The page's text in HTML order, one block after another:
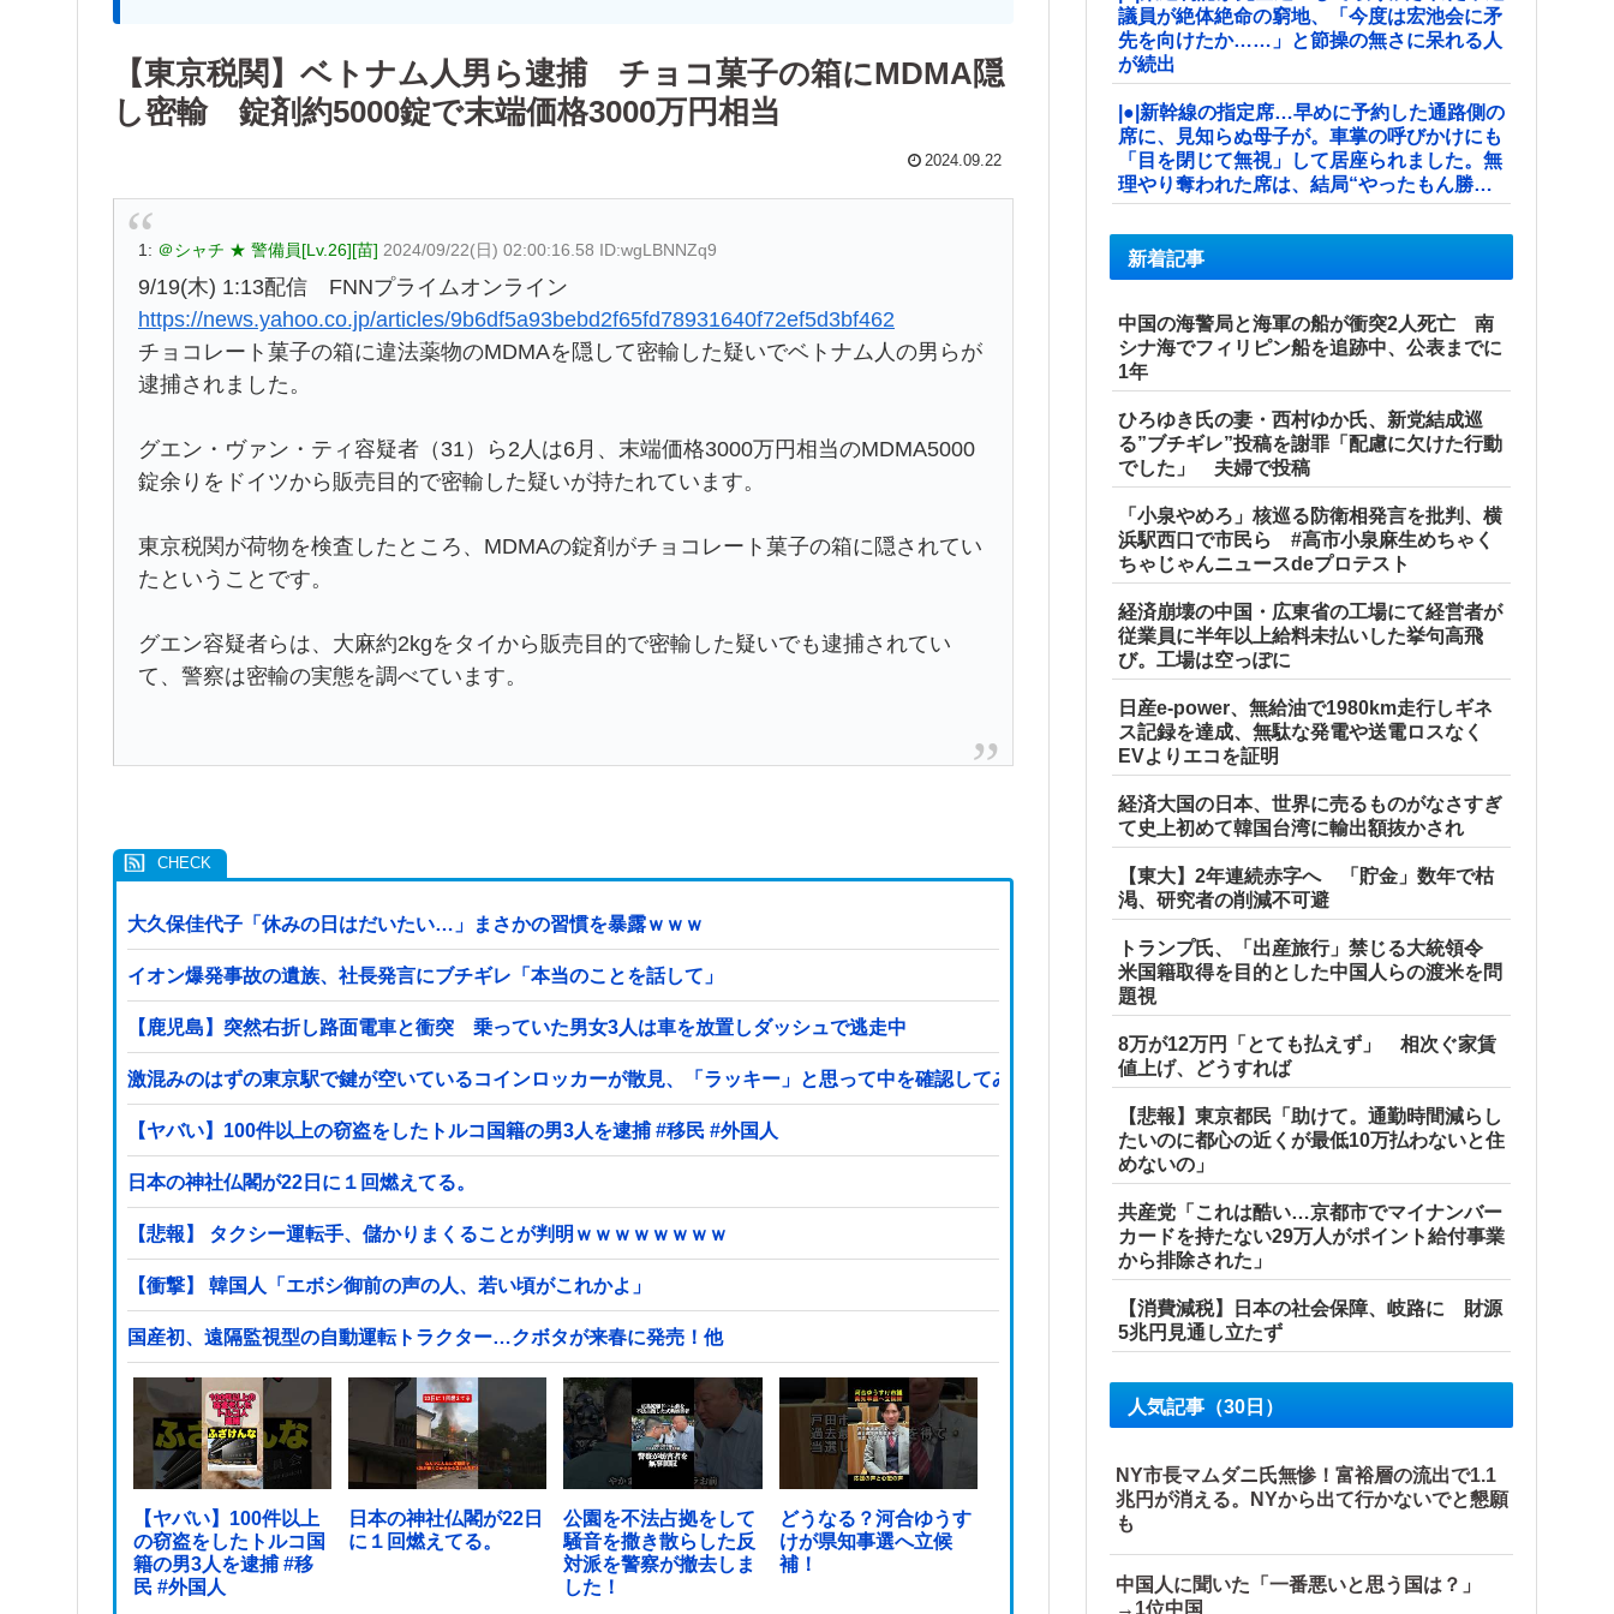
【東京税関】ベトナム人男ら逮捕 チョコ菓子の箱にMDMA隠
し密輸 錠剤約5000錠で末端価格3000万円相当
2024.09.22
1: ＠シャチ ★ 警備員[Lv.26][苗] 2024/09/22(日) 02:00:16.58 ID:wgLBNNZq9
9/19(木) 1:13配信 FNNプライムオンライン
https://news.yahoo.co.jp/articles/9b6df5a93bebd2f65fd78931640f72ef5d3bf462
チョコレート菓子の箱に違法薬物のMDMAを隠して密輸した疑いでベトナム人の男らが
逮捕されました。
グエン・ヴァン・ティ容疑者（31）ら2人は6月、末端価格3000万円相当のMDMA5000
錠余りをドイツから販売目的で密輸した疑いが持たれています。
東京税関が荷物を検査したところ、MDMAの錠剤がチョコレート菓子の箱に隠されてい
たということです。
グエン容疑者らは、大麻約2kgをタイから販売目的で密輸した疑いでも逮捕されてい
て、警察は密輸の実態を調べています。
大久保佳代子「休みの日はだいたい…」まさかの習慣を暴露ｗｗｗ
イオン爆発事故の遺族、社長発言にブチギレ「本当のことを話して」
【鹿児島】突然右折し路面電車と衝突 乗っていた男女3人は車を放置しダッシュで逃走中
激混みのはずの東京駅で鍵が空いているコインロッカーが散見、「ラッキー」と思って中を確認してみると……
【ヤバい】100件以上の窃盗をしたトルコ国籍の男3人を逮捕 #移民 #外国人
日本の神社仏閣が22日に１回燃えてる。
【悲報】 タクシー運転手、儲かりまくることが判明ｗｗｗｗｗｗｗｗ
【衝撃】 韓国人「エボシ御前の声の人、若い頃がこれかよ」
国産初、遠隔監視型の自動運転トラクター…クボタが来春に発売！他
【ヤバい】100件以上
の窃盗をしたトルコ国
籍の男3人を逮捕 #移
民 #外国人
日本の神社仏閣が22日
に１回燃えてる。
公園を不法占拠をして
騒音を撒き散らした反
対派を警察が撤去しま
した！
どうなる？河合ゆうす
けが県知事選へ立候
補！
議員が絶体絶命の窮地、「今度は宏池会に矛
先を向けたか……」と節操の無さに呆れる人
が続出
|●|新幹線の指定席…早めに予約した通路側の
席に、見知らぬ母子が。車掌の呼びかけにも
「目を閉じて無視」して居座られました。無
理やり奪われた席は、結局“やったもん勝
ち”になってしまうのでしょうか？ ...
新着記事
中国の海警局と海軍の船が衝突2人死亡 南
シナ海でフィリピン船を追跡中、公表までに
1年
ひろゆき氏の妻・西村ゆか氏、新党結成巡
る”ブチギレ”投稿を謝罪「配慮に欠けた行動
でした」 夫婦で投稿
「小泉やめろ」核巡る防衛相発言を批判、横
浜駅西口で市民ら #高市小泉麻生めちゃく
ちゃじゃんニュースdeプロテスト
経済崩壊の中国・広東省の工場にて経営者が
従業員に半年以上給料未払いした挙句高飛
び。工場は空っぽに
日産e-power、無給油で1980km走行しギネ
ス記録を達成、無駄な発電や送電ロスなく
EVよりエコを証明
経済大国の日本、世界に売るものがなさすぎ
て史上初めて韓国台湾に輸出額抜かされ
【東大】2年連続赤字へ 「貯金」数年で枯
渇、研究者の削減不可避
トランプ氏、「出産旅行」禁じる大統領令
米国籍取得を目的とした中国人らの渡米を問
題視
8万が12万円「とても払えず」 相次ぐ家賃
値上げ、どうすれば
【悲報】東京都民「助けて。通勤時間減らし
たいのに都心の近くが最低10万払わないと住
めないの」
共産党「これは酷い…京都市でマイナンバー
カードを持たない29万人がポイント給付事業
から排除された」
【消費減税】日本の社会保障、岐路に 財源
5兆円見通し立たず
人気記事（30日）
NY市長マムダニ氏無惨！富裕層の流出で1.1
兆円が消える。NYから出て行かないでと懇願
も
中国人に聞いた「一番悪いと思う国は？」
→1位中国